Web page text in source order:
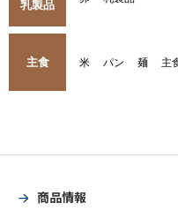
乳製品
主食 米 パン 麺 主
商品情報